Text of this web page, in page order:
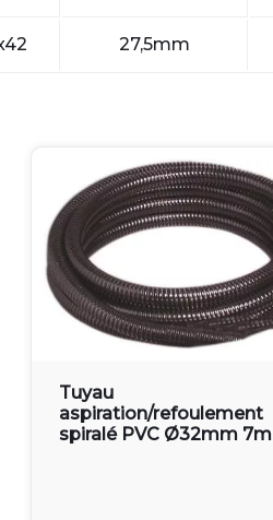
27,5mm
Tuyau
aspiration/refoulement
spiralé PVC Ø32mm 7m